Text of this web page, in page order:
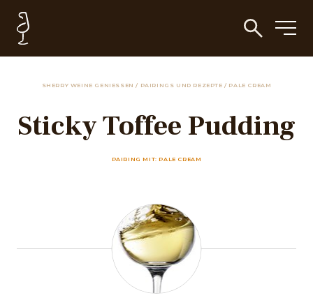
SHERRY WEINE GENIESSEN/ PAIRINGS UND REZEPTE/ PALE CREAM
Sticky Toffee Pudding
PAIRING MIT: PALE CREAM